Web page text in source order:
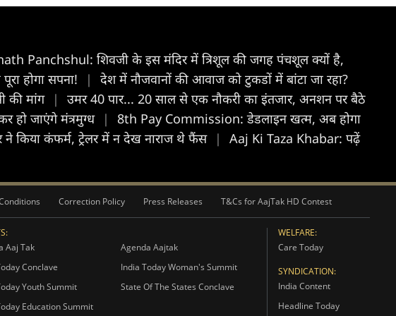
Panchshul: शिवजी के इस मंदिर में त्रिशूल की जगह पंचशूल क्यों है,
होगा सपना! |
देश में नौजवानों की आवाज को टुकडों में बांटा जा रहा?
की मांग |
उमर 40 पार... 20 साल से एक नौकरी का इंतजार, अनशन पर बैठे
हो जाएंगे मंत्रमुग्ध |
8th Pay Commission: डेडलाइन खत्‍म, अब होगा
ने किया कंफर्म, ट्रेलर में न देख नाराज थे फैंस |
Aaj Ki Taza Khabar: पढ़ें
Correction Policy Press Releases T&Cs for AajTak HD Contest
Aaj Tak
Agenda Aajtak
Conclave
India Today Woman's Summit
Youth Summit
State Of The States Conclave
Education Summit
WELFARE:
Care Today
SYNDICATION:
India Content
Headline Today